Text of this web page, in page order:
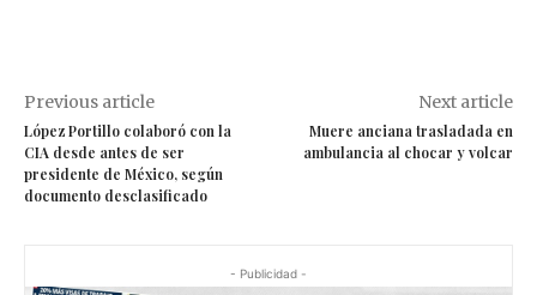
Previous article
López Portillo colaboró con la
CIA desde antes de ser
presidente de México, según
documento desclasificado
Next article
Muere anciana trasladada en
ambulancia al chocar y volcar
- Publicidad -